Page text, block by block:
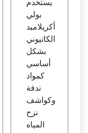
دف ل
معالج
ة المي
اه
يستخدم
بولي
أكريلاميد
الكاتيوني
بشكل
أساسي
كمواد
ندفة
وكواشف
نزح
المياه